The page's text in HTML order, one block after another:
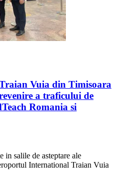
Vuia din Timisoara
a traficului de
Romania si
in salile de asteptare ale
International Traian Vuia